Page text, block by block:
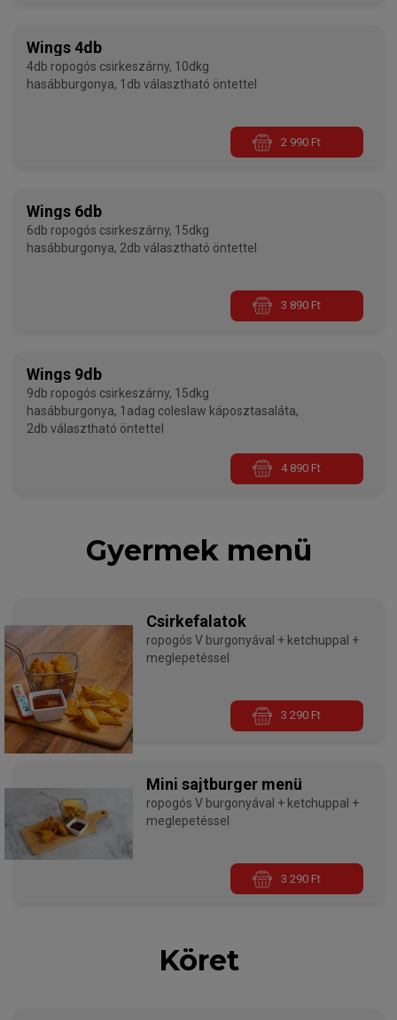
Wings 4db
4db ropogós csirkeszárny, 10dkg
hasábburgonya, 1db választható öntettel
2 990 Ft
Wings 6db
6db ropogós csirkeszárny, 15dkg
hasábburgonya, 2db választható öntettel
3 890 Ft
Wings 9db
9db ropogós csirkeszárny, 15dkg
hasábburgonya, 1adag coleslaw káposztasaláta,
2db választható öntettel
4 890 Ft
Gyermek menü
Csirkefalatok
ropogós V burgonyával + ketchuppal +
meglepetéssel
3 290 Ft
Mini sajtburger menü
ropogós V burgonyával + ketchuppal +
meglepetéssel
3 290 Ft
Köret